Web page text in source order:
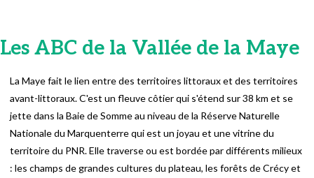
Les ABC de la Vallée de la Maye
La Maye fait le lien entre des territoires littoraux et des territoires
avant-littoraux. C'est un fleuve côtier qui s'étend sur 38 km et se
jette dans la Baie de Somme au niveau de la Réserve Naturelle
Nationale du Marquenterre qui est un joyau et une vitrine du
territoire du PNR. Elle traverse ou est bordée par différents milieux
: les champs de grandes cultures du plateau, les forêts de Crécy et